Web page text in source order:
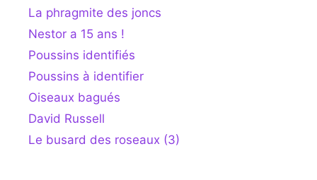
La phragmite des joncs
Nestor a 15 ans !
Poussins identifiés
Poussins à identifier
Oiseaux bagués
David Russell
Le busard des roseaux (3)